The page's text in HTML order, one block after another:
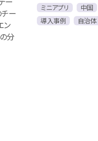
ー
ン
分
ミニアプリ
中国
導入事例
自治体